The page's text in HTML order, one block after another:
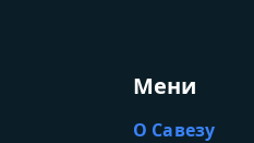
Мени
О Савезу